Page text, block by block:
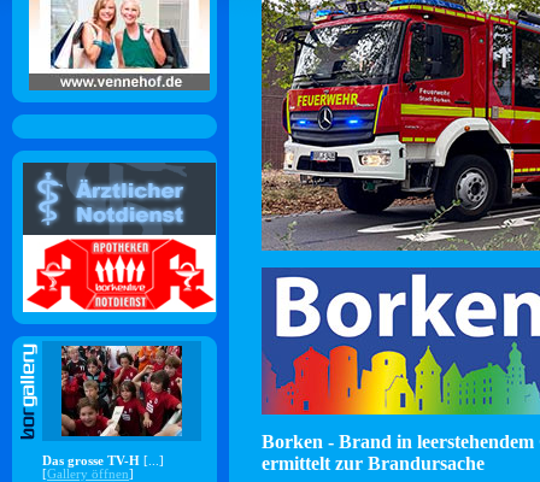
Das grosse TV-H [...]
[Gallery öffnen]
Borken - Brand in leerstehendem
ermittelt zur Brandursache